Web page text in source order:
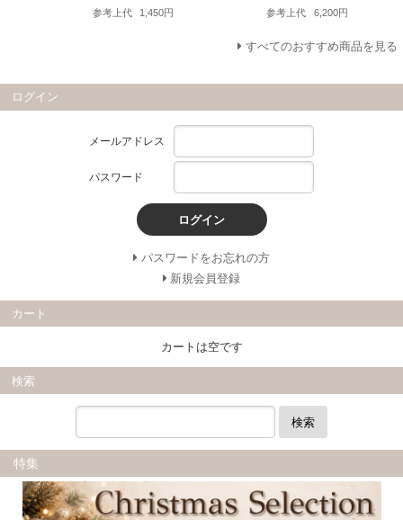
参考上代
1,450円
参考上代
6,200円
すべてのおすすめ商品を見る
ログイン
メールアドレス
パスワード
ログイン
パスワードをお忘れの方
新規会員登録
カート
カートは空です
検索
検索
特集